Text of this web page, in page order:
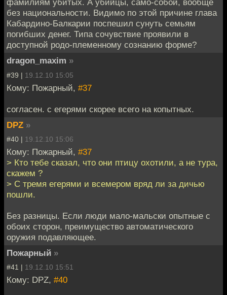
фамилиям убитых. А убийцы, само-собой, вообще
без национальности. Видимо по этой причине глава
Кабардино-Балкарии поспешил сунуть семьям
погибших денег. Типа сочувствие проявили в
доступной родо-племенному сознанию форме?
dragon_maxim »
#39 | 19.12.10 15:05
Кому: Пожарный, #37
согласен. с егерями скорее всего на копытных.
DPZ »
#40 | 19.12.10 15:06
Кому: Пожарный, #37
> Кто тебе сказал, что они птицу охотили, а не тура,
скажем ?
> С тремя егерями и всемером вряд ли за дичью
пошли.
Без разницы. Если люди мало-мальски опытные с
обоих сторон, преимущество автоматического
оружия подавляющее.
Пожарный »
#41 | 19.12.10 15:51
Кому: DPZ, #40